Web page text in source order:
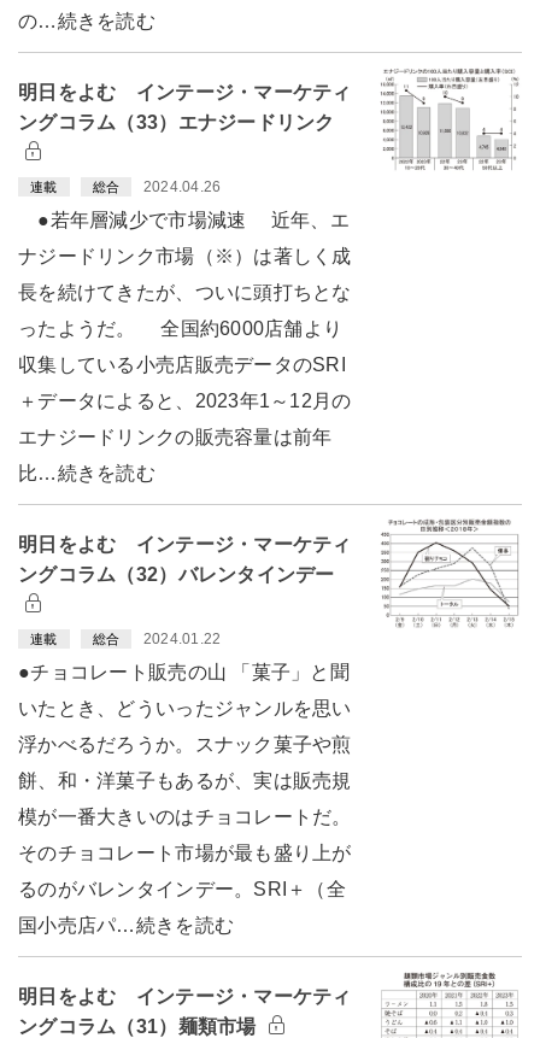
の…続きを読む
明日をよむ インテージ・マーケティ
ングコラム（33）エナジードリンク
連載 総合 2024.04.26
●若年層減少で市場減速 近年、エ
ナジードリンク市場（※）は著しく成
長を続けてきたが、ついに頭打ちとな
ったようだ。 全国約6000店舗より
収集している小売店販売データのSRI
＋データによると、2023年1～12月の
エナジードリンクの販売容量は前年
比…続きを読む
明日をよむ インテージ・マーケティ
ングコラム（32）バレンタインデー
連載 総合 2024.01.22
●チョコレート販売の山 「菓子」と聞
いたとき、どういったジャンルを思い
浮かべるだろうか。スナック菓子や煎
餅、和・洋菓子もあるが、実は販売規
模が一番大きいのはチョコレートだ。
そのチョコレート市場が最も盛り上が
るのがバレンタインデー。SRI＋（全
国小売店パ…続きを読む
明日をよむ インテージ・マーケティ
ングコラム（31）麺類市場